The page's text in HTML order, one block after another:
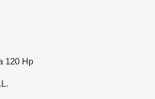
120 Hp